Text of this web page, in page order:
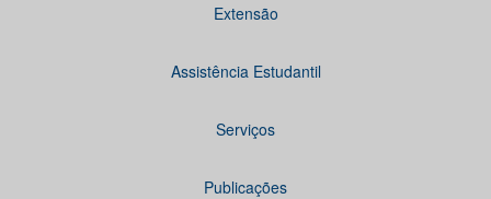
Extensão
Assistência Estudantil
Serviços
Publicações